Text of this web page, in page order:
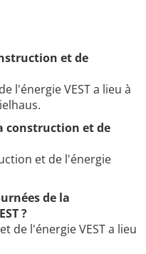
et de
l'énergie VEST a lieu à
construction et de
et de l'énergie
de la
?
de l'énergie VEST a lieu